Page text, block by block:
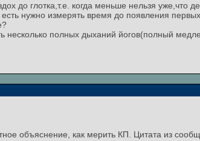
до глотка,т.е. когда меньше нельзя уже,что
есть нужно измерять время до появления
несколько полных дыханий йогов(полный
объяснение, как мерить КП. Цитата из